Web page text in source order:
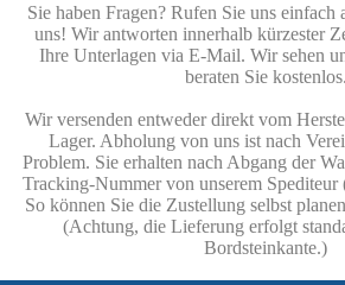
Sie haben Fragen? Rufen Sie uns einfach
uns! Wir antworten innerhalb kürzester
Ihre Unterlagen via E-Mail. Wir sehen
beraten Sie kostenlos.
Wir versenden entweder direkt vom
Lager. Abholung von uns ist nach
Problem. Sie erhalten nach Abgang der
Tracking-Nummer von unserem
So können Sie die Zustellung selbst
(Achtung, die Lieferung erfolgt
Bordsteinkante.)